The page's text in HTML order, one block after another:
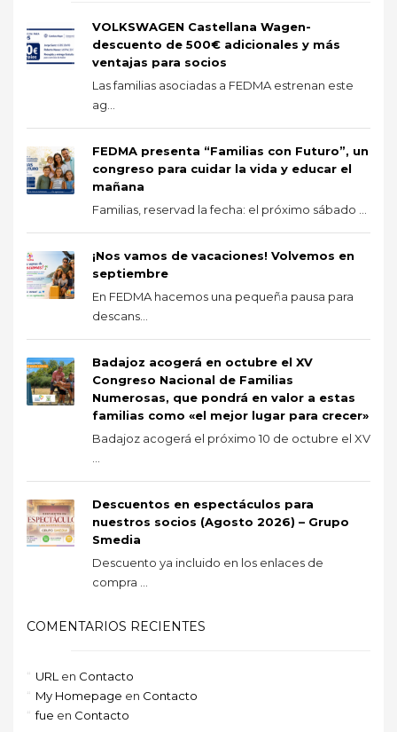
VOLKSWAGEN Castellana Wagen-
descuento de 500€ adicionales y más
ventajas para socios
Las familias asociadas a FEDMA estrenan este
ag...
FEDMA presenta “Familias con Futuro”, un
congreso para cuidar la vida y educar el
mañana
Familias, reservad la fecha: el próximo sábado ...
¡Nos vamos de vacaciones! Volvemos en
septiembre
En FEDMA hacemos una pequeña pausa para
descans...
Badajoz acogerá en octubre el XV
Congreso Nacional de Familias
Numerosas, que pondrá en valor a estas
familias como «el mejor lugar para crecer»
Badajoz acogerá el próximo 10 de octubre el XV
Descuentos en espectáculos para
nuestros socios (Agosto 2026) – Grupo
Smedia
Descuento ya incluido en los enlaces de
compra ...
COMENTARIOS RECIENTES
URL en Contacto
My Homepage en Contacto
fue en Contacto